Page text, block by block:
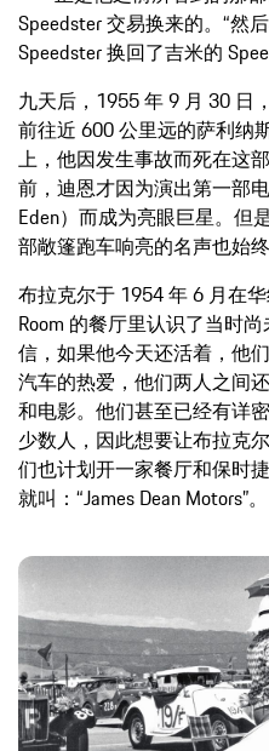
Speedster 交易换来的。“然
Speedster 换回了吉米的
九天后，1955 年 9 月 30 日
前往近 600 公里远的萨利纳
上，他因发生事故而死在这
前，迪恩才因为演出第一部
Eden）而成为亮眼巨星。但
部敞篷跑车响亮的名声也始终
布拉克尔于 1954 年 6 月在
Room 的餐厅里认识了当时
信，如果他今天还活着，他
汽车的热爱，他们两人之间
和电影。他们甚至已经有详
少数人，因此想要让布拉克
们也计划开一家餐厅和保时
就叫：“James Dean Motors”。